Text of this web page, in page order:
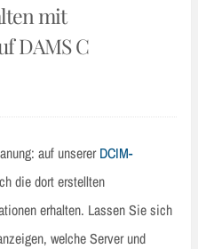
mit
DAMS C
auf unsererDCIM-
die dort erstellten
erhalten. Lassen Sie sich
welche Server und